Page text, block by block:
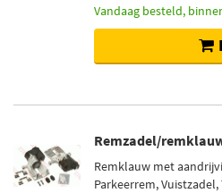
Vandaag besteld,
Remzadel/
Remklauw met
Parkeerrem, Vuistzadel,